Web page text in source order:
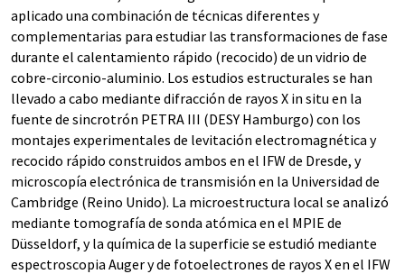
aplicado una combinación de técnicas diferentes y
complementarias para estudiar las transformaciones de fase
durante el calentamiento rápido (recocido) de un vidrio de
cobre-circonio-aluminio. Los estudios estructurales se han
llevado a cabo mediante difracción de rayos X in situ en la
fuente de sincrotrón PETRA III (DESY Hamburgo) con los
montajes experimentales de levitación electromagnética y
recocido rápido construidos ambos en el IFW de Dresde, y
microscopía electrónica de transmisión en la Universidad de
Cambridge (Reino Unido). La microestructura local se analizó
mediante tomografía de sonda atómica en el MPIE de
Düsseldorf, y la química de la superficie se estudió mediante
espectroscopia Auger y de fotoelectrones de rayos X en el IFW